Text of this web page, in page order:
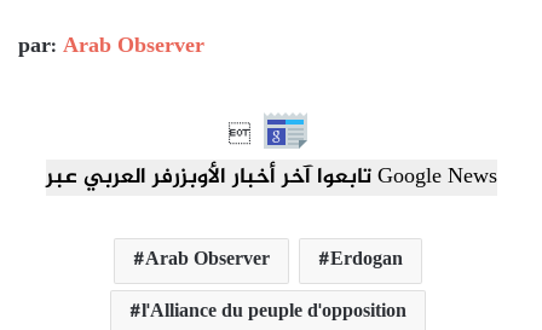
par: Arab Observer

تابعوا آخر أخبار الأوبزرفر العربي عبر Google News
Arab Observer
Erdogan
l'Alliance du peuple d'opposition